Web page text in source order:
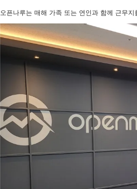
오픈나루는 매해 가족 또는 연인과 함께 근무